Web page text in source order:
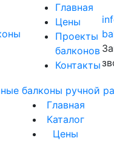
Главная
Цены
Проекты
балконов
Контакты
Главная
Каталог
Цены